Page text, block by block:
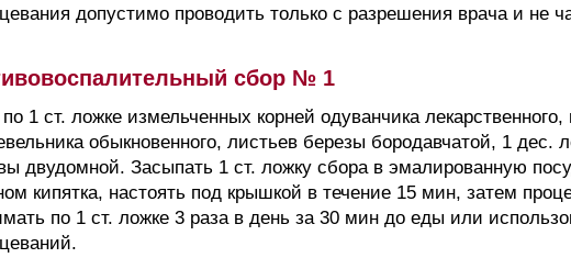
допустимо проводить только с разрешения врача и не
сбор № 1
1 ст. ложке измельченных корней одуванчика лекарственного,
обыкновенного, листьев березы бородавчатой, 1 дес.
двудомной. Засыпать 1 ст. ложку сбора в эмалированную
кипятка, настоять под крышкой в течение 15 мин, затем
по 1 ст. ложке 3 раза в день за 30 мин до еды или